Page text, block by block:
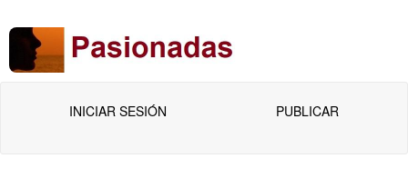
INICIAR SESIÓN PUBLICAR